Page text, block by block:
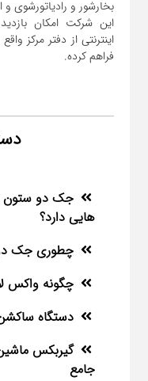
این شرکت امکان
اینترنتی از دفتر مرکز
فراهم کرده.
جک دو ستون
هایی دارد؟
چطوری جک
چگونه واکس
دستگاه
گیربکس
جامع